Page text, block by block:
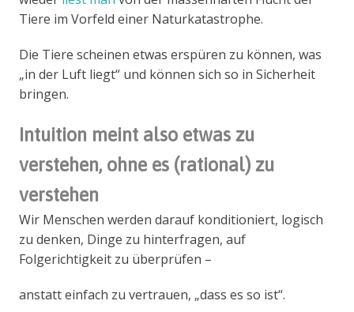
Tiere im Vorfeld einer Naturkatastrophe.
Die Tiere scheinen etwas erspüren zu können, was
„in der Luft liegt“ und können sich so in Sicherheit
bringen.
Intuition meint also etwas zu
verstehen, ohne es (rational) zu
verstehen
Wir Menschen werden darauf konditioniert, logisch
zu denken, Dinge zu hinterfragen, auf
Folgerichtigkeit zu überprüfen –
anstatt einfach zu vertrauen, „dass es so ist“.